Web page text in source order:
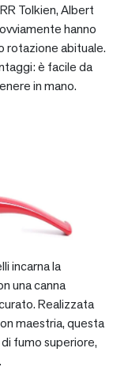
Tolkien, Albert
hanno
rotazione abituale.
è facile da
in mano.
incarna la
una canna
Realizzata
maestria, questa
fumo superiore,